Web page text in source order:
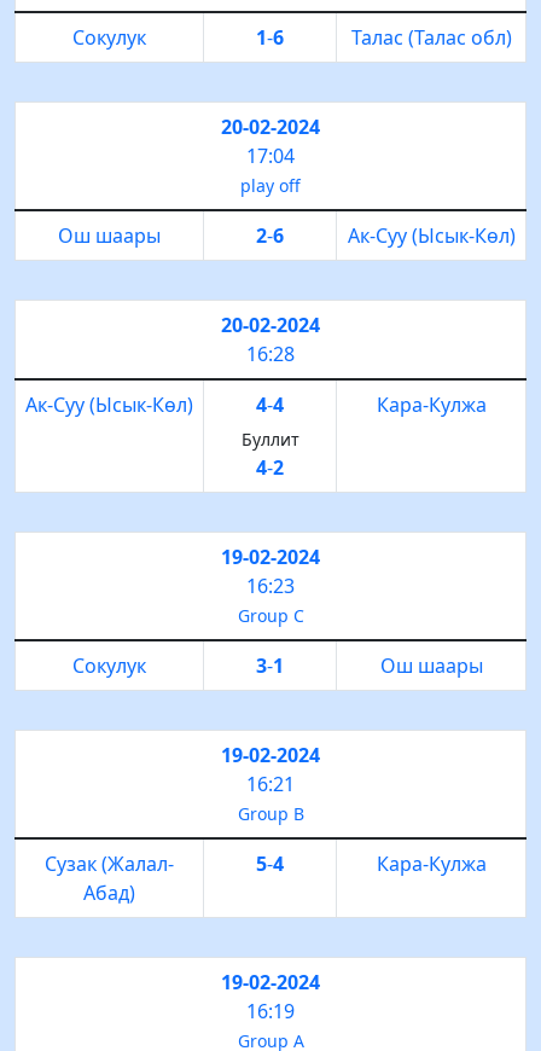
Сокулук 1-6 Талас (Талас обл)
20-02-2024
17:04
play off
Ош шаары 2-6 Ак-Суу (Ысык-Көл)
20-02-2024
16:28
Ак-Суу (Ысык-Көл)
4-4
Буллит
4-2
Кара-Кулжа
19-02-2024
16:23
Group C
Сокулук 3-1 Ош шаары
19-02-2024
16:21
Group B
Сузак (Жалал-
Абад)
5-4 Кара-Кулжа
19-02-2024
16:19
Group A